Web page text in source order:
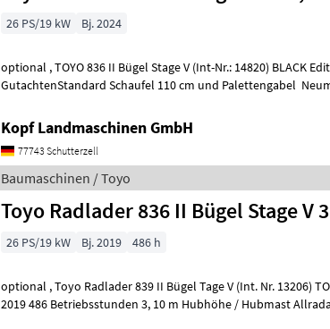
26 PS/19 kW Bj. 2024
optional , TOYO 836 II Bügel Stage V (Int-Nr.: 14820) BLACK Edition, 4. Steuerkreis, STVZO-
Kopf Landmaschinen GmbH
77743 Schutterzell
Baumaschinen / Toyo
Toyo Radlader 836 II Bügel Stage V
26 PS/19 kW Bj. 2019 486 h
optional , Toyo Radlader 839 II Bügel Tage V (Int. Nr. 13206) TOYO 836 II Bügel Stage V Baujahr
2019 486